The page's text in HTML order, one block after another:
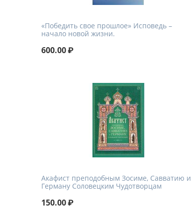
«Победить свое прошлое» Исповедь –
начало новой жизни.
600.00₽
Акафист преподобным Зосиме, Савватию и
Герману Соловецким Чудотворцам
150.00₽